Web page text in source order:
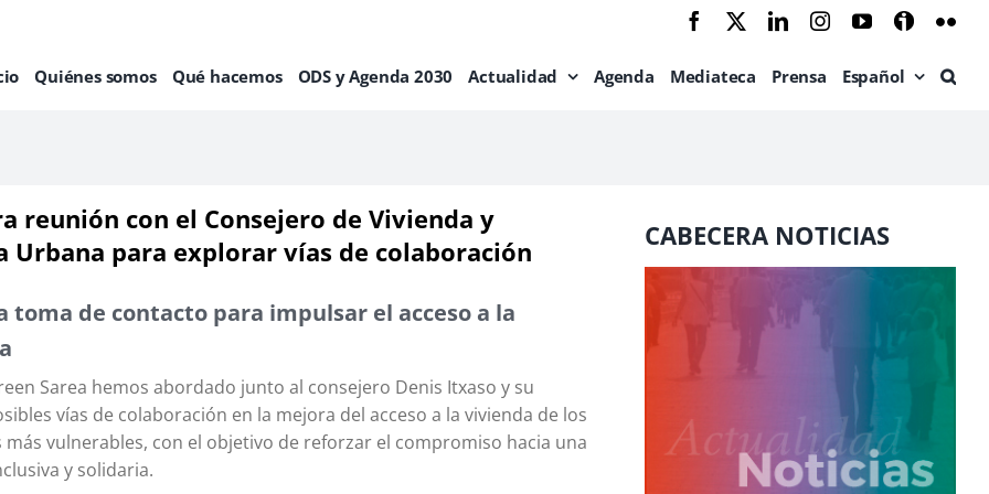
Facebook LinkedInInstagramYouTube
Ivoox
Quiénes somos Qué hacemos ODS y Agenda 2030 Actualidad Agenda Mediateca Prensa Español
reunión con el Consejero de Vivienda y
Urbana para explorar vías de colaboración
toma de contacto para impulsar el acceso a la
Sarea hemos abordado junto al consejero Denis Itxaso y su
vías de colaboración en la mejora del acceso a la vivienda de los
más vulnerables, con el objetivo de reforzar el compromiso hacia una
y solidaria.
CABECERA NOTICIAS